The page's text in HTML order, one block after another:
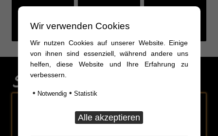
Feed not available Feed not available
Sonderaktionen
Wir verwenden Cookies
Wir nutzen Cookies auf unserer Website. Einige
von ihnen sind essenziell, während andere uns
helfen, diese Website und Ihre Erfahrung zu
verbessern.
• Notwendig • Statistik